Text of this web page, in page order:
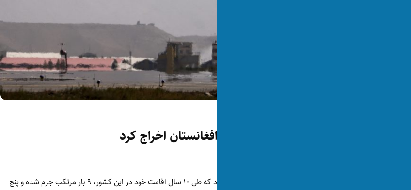
اتریش یک مهاجر دیگر را به افغانستان اخراج کرد
دولت اتریش یک مهاجر افغانستانی را اخراج کرد که طی ۱۰ سال اقامت خود در این کشور، ۹ بار مرتکب جرم شده و پنج